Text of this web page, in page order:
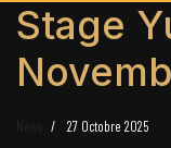
Stage
27 Octobre 2025